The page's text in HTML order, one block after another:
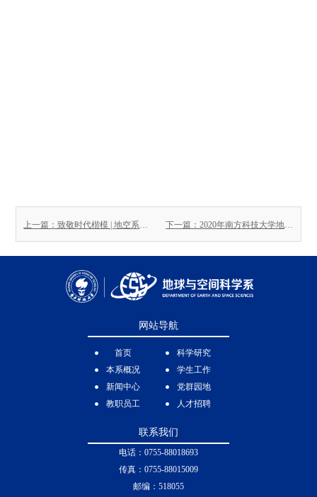
上一篇：致敬时代楷模 | 地空系党支部五一主题活动作品征集 下一篇：2020年南方科技大学地空系第二批境外联合博士项目招生通知
网站导航
首页
本系概况
新闻中心
教职员工
科学研究
学生工作
党群园地
人才招聘
联系我们
电话：0755-88018693
传真：0755-88015009
邮编：518055